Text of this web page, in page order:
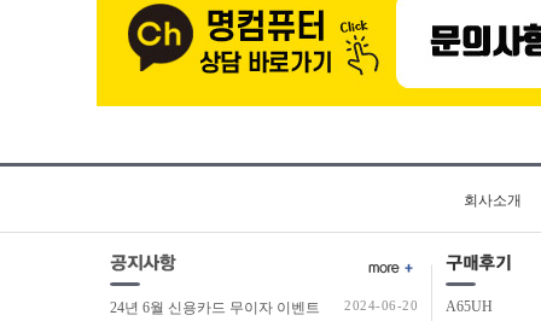
회사소개
24년 6월 신용카드 무이자 이벤트 2024-06-20 A65UH